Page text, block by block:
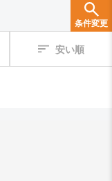
条件変更
安い順